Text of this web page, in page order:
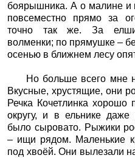
боярышника. А о малине и
повсеместно прямо за
точно так же. За
волменки; по прямушке –
осенью в ближнем лесу
Но больше всего мне
Вкусные, хрустящие, они
Речка Кочетлинка хорошо
округу, и в ельнике
было сыровато. Рыжики
– ищи рядом. Маленькие
под хвоёй. Они вылезали